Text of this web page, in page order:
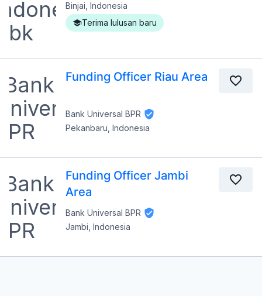
Binjai, Indonesia
Terima lulusan baru
Funding Officer Riau Area
Bank Universal BPR
Pekanbaru, Indonesia
Funding Officer Jambi
Area
Bank Universal BPR
Jambi, Indonesia